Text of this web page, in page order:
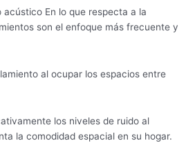
acústico En lo que respecta a la
son el enfoque más frecuente y
al ocupar los espacios entre
los niveles de ruido al
la comodidad espacial en su hogar.